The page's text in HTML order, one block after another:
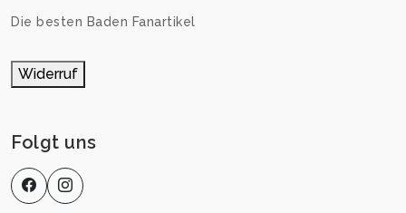
Die besten Baden Fanartikel
Widerruf
Folgt uns